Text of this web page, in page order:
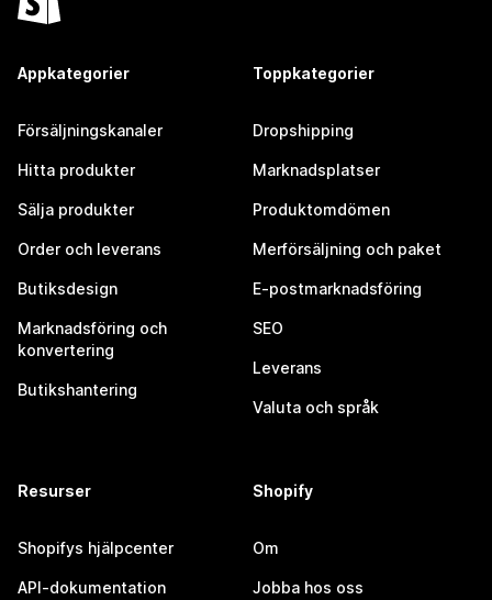
Appkategorier
Försäljningskanaler
Hitta produkter
Sälja produkter
Order och leverans
Butiksdesign
Marknadsföring och
konvertering
Butikshantering
Toppkategorier
Dropshipping
Marknadsplatser
Produktomdömen
Merförsäljning och paket
E-postmarknadsföring
SEO
Leverans
Valuta och språk
Resurser
Shopifys hjälpcenter
API-dokumentation
Shopify
Om
Jobba hos oss